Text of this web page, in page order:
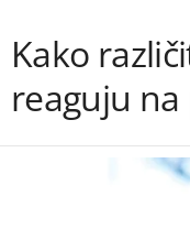
Kako
reaguju